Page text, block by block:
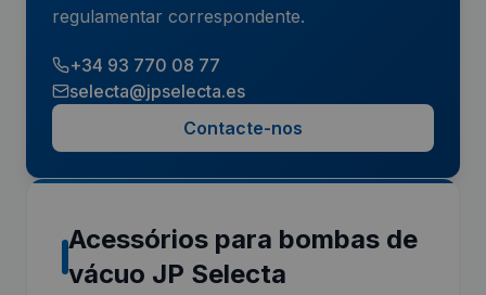
regulamentar correspondente.
+34 93 770 08 77
selecta@jpselecta.es
Contacte-nos
Acessórios para bombas de
vácuo JP Selecta